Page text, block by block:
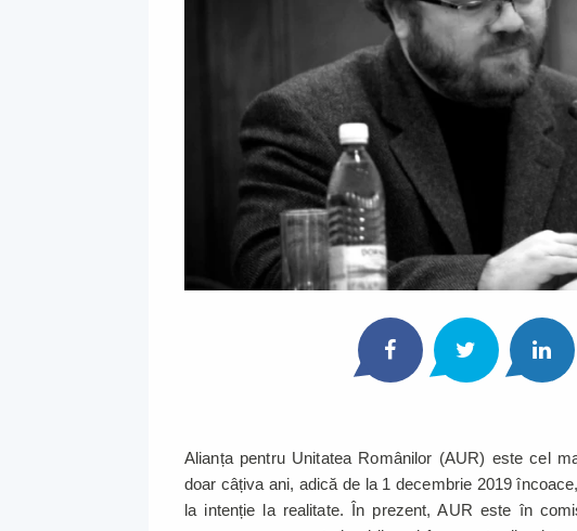
Alianța pentru Unitatea Românilor (AUR) este cel
doar câțiva ani, adică de la 1 decembrie 2019
la intenție la realitate. În prezent, AUR este în